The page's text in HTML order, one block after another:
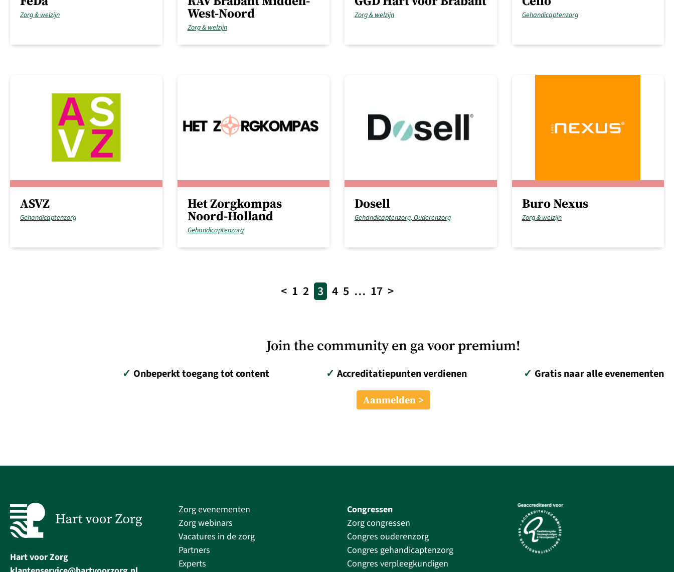
Zorg & welzijn West-Noord
Zorg & welzijn
Zorg & welzijn Gehandicaptenzorg
ASVZ
Gehandicaptenzorg
Het Zorgkompas
Noord-Holland
Gehandicaptenzorg
Dosell
Gehandicaptenzorg, Ouderenzorg
Buro Nexus
Zorg & welzijn
< 1 2 3 4 5 … 17 >
Join the community en ga voor premium!
✓ Onbeperkt toegang tot content ✓ Accreditatiepunten verdienen ✓ Gratis naar alle evenementen
Aanmelden
Hart voor Zorg
Zorg evenementen
Zorg webinars
Vacatures in de zorg
Partners
Experts
Congressen
Zorg congressen
Congres ouderenzorg
Congres gehandicaptenzorg
Congres verpleegkundigen